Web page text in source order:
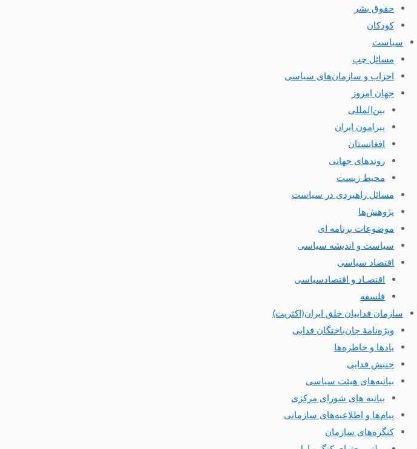
حقوق بشر
کودکان
سیاست
مسائل چپ
احزاب و سازمان‌های سیاسی
جهان امروز
بین‌المللی
پیرامون ایران
افغانستان
روندهای جهانی
محیط زیست
مسائل راهبردی در سیاست
پژوهش‌ها
موضوعات برنامه ای
سیاست و اندیشه سیاسی
اقتصاد سیاسی
اقتصـاد و اقتصاد‌سیاسی
فلسفه
سازمان فداییان خلق ایران(اکثریت)
ویژه‌نامهٔ جان‌باختگان فدایی
یادها و خاطره‌ها
جنبش فدایی
بیانیه‌های هیئت سیاسی
بیانیه های شورای مرکزی
پیام‌ها و اطلاعیه‌های سازمانی
کنگره‌های سازمان